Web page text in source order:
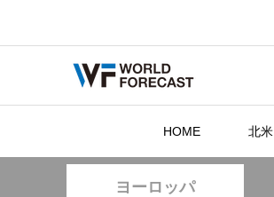
HOME 北米
ヨーロッパ